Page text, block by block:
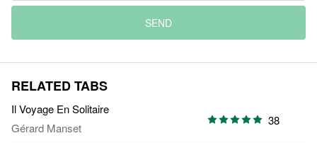
SEND
RELATED TABS
Il Voyage En Solitaire
Gérard Manset
38